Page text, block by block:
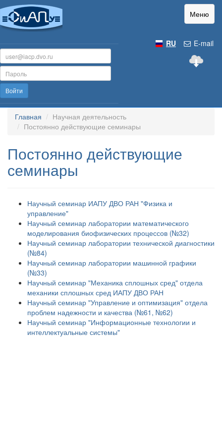
Меню
E-mail
RU
Войти
Главная
Научная деятельность
Постоянно действующие семинары
Постоянно действующие
семинары
Научный семинар ИАПУ ДВО РАН "Физика и
управление"
Научный семинар лаборатории математического
моделирования биофизических процессов (№32)
Научный семинар лаборатории технической диагностики
(№84)
Научный семинар лаборатории машинной графики
(№33)
Научный семинар "Механика сплошных сред" отдела
механики сплошных сред ИАПУ ДВО РАН
Научный семинар "Управление и оптимизация" отдела
проблем надежности и качества (№61, №62)
Научный семинар "Информационные технологии и
интеллектуальные системы"